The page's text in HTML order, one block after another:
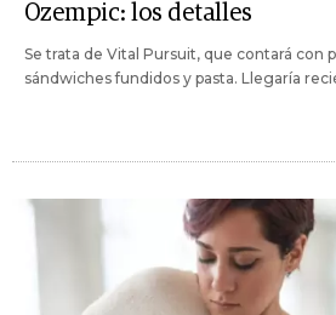
Ozempic: los detalles
Se trata de Vital Pursuit, que contará con
sándwiches fundidos y pasta. Llegaría